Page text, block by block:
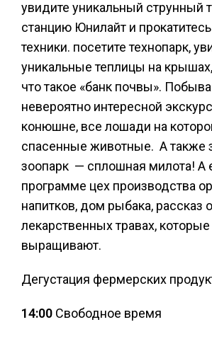
увидите уникальный струнный
станцию Юнилайт и
техники. посетите технопарк,
уникальные теплицы на
что такое «банк почвы».
невероятно интересной
конюшне, все лошади на
спасенные животные. А также
зоопарк — сплошная милота! А
программе цех производства
напитков, дом рыбака, рассказ о
лекарственных травах,
выращивают.
Дегустация фермерских
14:00 Свободное время